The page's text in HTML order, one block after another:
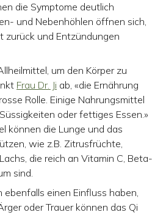
die Symptome deutlich
und Nebenhöhlen öffnen sich,
zurück und Entzündungen
um den Körper zu
Frau Dr. Ji ab, «die Ernährung
Rolle. Einige Nahrungsmittel
oder fettiges Essen.»
können die Lunge und das
wie z.B. Zitrusfrüchte,
die reich an Vitamin C, Beta-
sind.
ebenfalls einen Einfluss haben,
oder Trauer können das Qi